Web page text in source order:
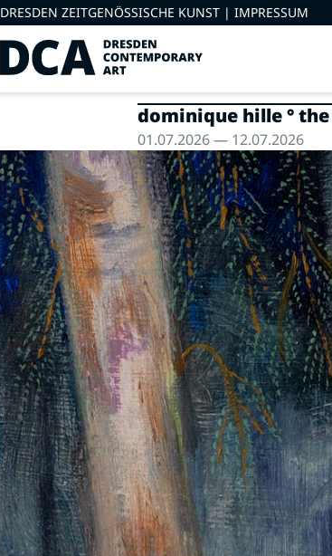
DRESDEN ZEITGENÖSSISCHE KUNST | IMPRESSUM
dominique hille °
01.07.2026 — 12.07.2026